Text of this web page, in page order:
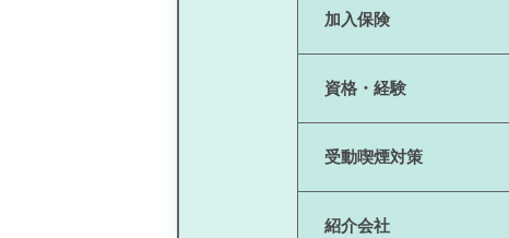
加入保険
資格・経験
受動喫煙対策
紹介会社